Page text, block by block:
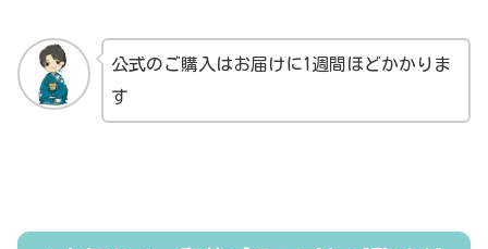
公式のご購入はお届けに1週間ほどかかりま
す